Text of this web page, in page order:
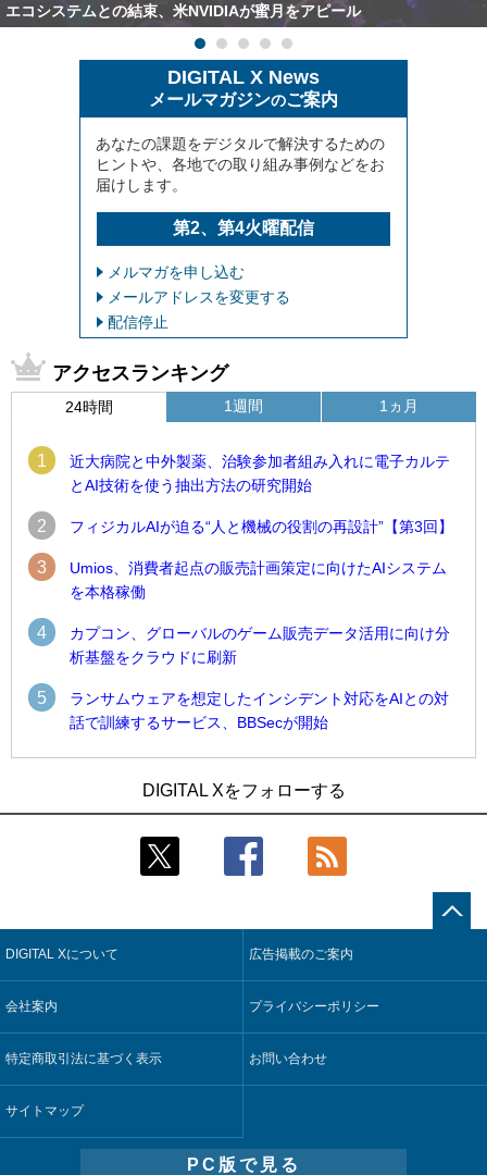
エコシステムとの結束、米NVIDIAが蜜月をアピール
DIGITAL X News
メールマガジンのご案内
あなたの課題をデジタルで解決するための
ヒントや、各地での取り組み事例などをお
届けします。
第2、第4火曜配信
メルマガを申し込む
メールアドレスを変更する
配信停止
アクセスランキング
24時間
1
近大病院と中外製薬、治験参加者組み入れに電子カルテ
とAI技術を使う抽出方法の研究開始
2 フィジカルAIが迫る“人と機械の役割の再設計”【第3回】
3
Umios、消費者起点の販売計画策定に向けたAIシステム
を本格稼働
4
カプコン、グローバルのゲーム販売データ活用に向け分
析基盤をクラウドに刷新
5
ランサムウェアを想定したインシデント対応をAIとの対
話で訓練するサービス、BBSecが開始
1週間
近大病院と中外製薬、治験参加者組み入れに電子カルテとAI
技術を使う抽出方法の研究開始
【COMPUTEX 2026：Arm編】チップ自社製造で鍵を握る台
5
製造業の現場の暗黙知を組織横断で活用するためのナレッジ
管理基盤、LIGHTzが提供
1ヵ月
合基盤を本格稼働
鹿島建設、鋼管柱へのコンクリート充填時の異常を検出する
AIを遠隔監視システムに実装
製造業の現場の暗黙知を組織横断で活用するためのナレッジ
5
Umios、消費者起点の販売計画策定に向けたAIシステムを本格
稼働
DIGITAL Xをフォローする
DIGITAL Xについて 広告掲載のご案内
会社案内 プライバシーポリシー
特定商取引法に基づく表示 お問い合わせ
サイトマップ
PC版で見る